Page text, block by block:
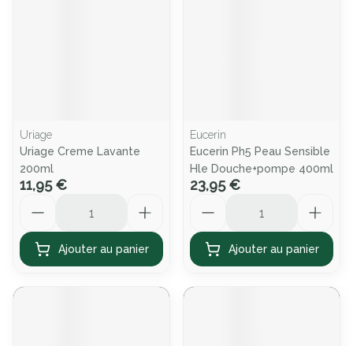
Uriage
Uriage Creme Lavante
200ml
11,95 €
Ajouter au panier
Eucerin
Eucerin Ph5 Peau Sensible
Hle Douche+pompe 400ml
23,95 €
Ajouter au panier